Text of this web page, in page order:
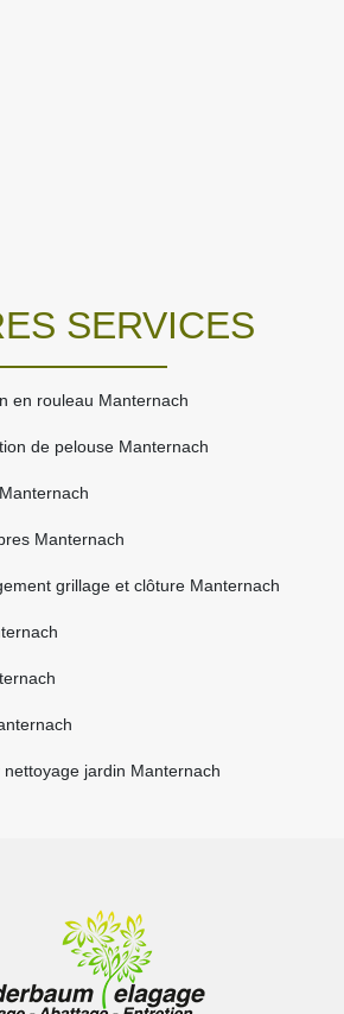
SERVICES
en rouleau Manternach
de pelouse Manternach
Manternach
grillage et clôture Manternach
jardin Manternach